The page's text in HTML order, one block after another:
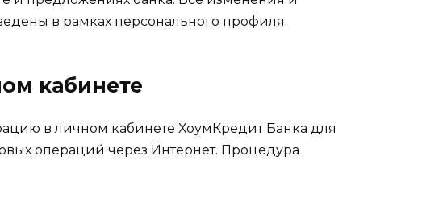
в рамках персонального профиля.
кабинете
в личном кабинете ХоумКредит Банка для
операций через Интернет. Процедура